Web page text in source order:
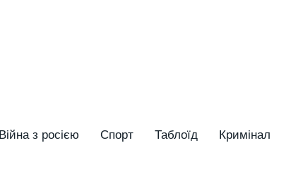
Війна з росією Спорт Таблоїд Кримінал